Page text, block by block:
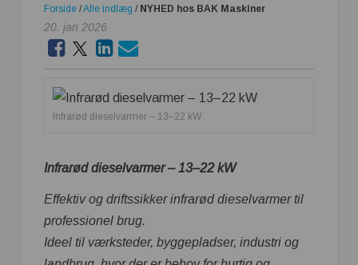
Forside /Alle indlæg / NYHED hos BAK Maskiner
20. jan 2026
Infrarød dieselvarmer – 13–22 kW
Infrarød dieselvarmer – 13–22 kW
Effektiv og driftssikker infrarød dieselvarmer til
professionel brug.
Ideel til værksteder, byggepladser, industri og